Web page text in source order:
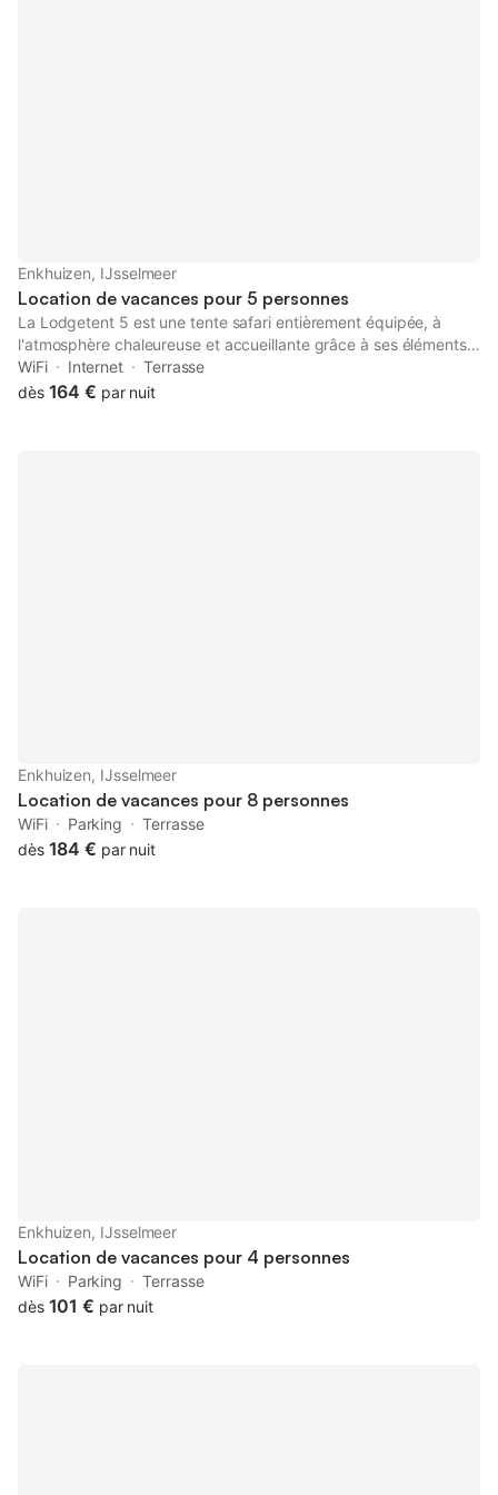
Enkhuizen, IJsselmeer
Location de vacances pour 5 personnes
La Lodgetent 5 est une tente safari entièrement équipée, à
l'atmosphère chaleureuse et accueillante grâce à ses éléments
en bois. Cette tente de plain-pied peut accueillir cinq personnes
et est accessible par quelques marches. L'espace de vie
WiFi Internet
Terrasse
dès 164 € par nuit
Enkhuizen, IJsselmeer
Location de vacances pour 8 personnes
WiFi Parking
Terrasse
dès 184 € par nuit
Enkhuizen, IJsselmeer
Location de vacances pour 4 personnes
WiFi Parking
Terrasse
dès 101 € par nuit